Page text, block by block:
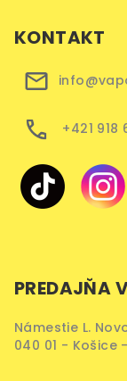
KONTAKT
+421 918
PREDAJŇA
Námestie L.
040 01 - Košice